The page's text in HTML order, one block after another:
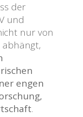
der
und
nur von
engen
.